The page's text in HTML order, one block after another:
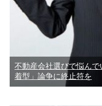
不動産会社選びで悩ん
着型」論争に終止符を